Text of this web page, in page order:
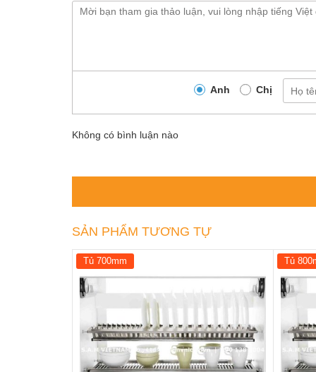
Anh Chị
Không có bình luận nào
SẢN PHẨM TƯƠNG TỰ
Tủ 700mm Tủ